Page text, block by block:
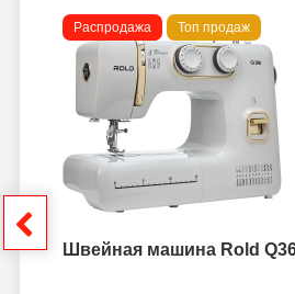
Распродажа Топ продаж
Швейная машина Rold